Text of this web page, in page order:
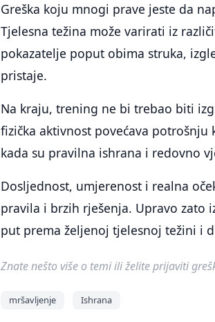
Greška koju mnogi prave jeste da
Tjelesna težina može varirati iz
pokazatelje poput obima struka,
pristaje.
Na kraju, trening ne bi trebao biti
fizička aktivnost povećava
kada su pravilna ishrana i redovno
Dosljednost, umjerenost i realna
pravila i brzih rješenja. Upravo zato
put prema željenoj tjelesnoj težini i
Znate nešto više o temi ili želite prijaviti
mršavljenje Ishrana